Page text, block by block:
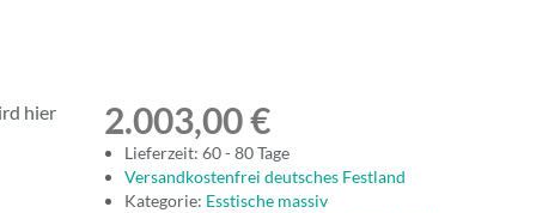
hier 2.003,00 €
Lieferzeit: 60 - 80 Tage
Versandkostenfrei deutsches Festland
Kategorie: Esstische massiv